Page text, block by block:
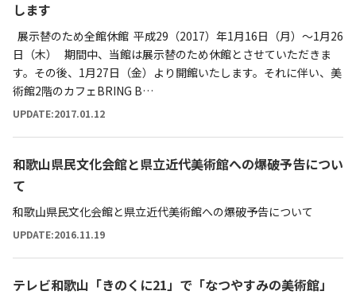
します
展示替のため全館休館 平成29（2017）年1月16日（月）〜1月26
日（木） 期間中、当館は展示替のため休館とさせていただきま
す。その後、1月27日（金）より開館いたします。それに伴い、美
術館2階のカフェBRING B…
UPDATE:2017.01.12
和歌山県民文化会館と県立近代美術館への爆破予告につい
て
和歌山県民文化会館と県立近代美術館への爆破予告について
UPDATE:2016.11.19
テレビ和歌山「きのくに21」で「なつやすみの美術館」